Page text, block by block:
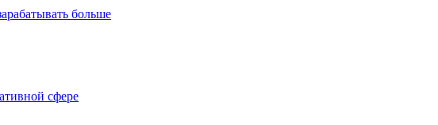
больше
сфере